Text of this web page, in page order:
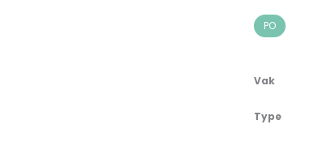
PO
Vak
Type